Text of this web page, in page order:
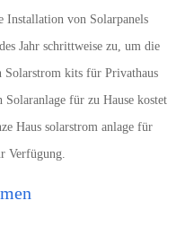
Installation von Solarpanels
Jahr schrittweise zu, um die
Solarstrom kits für Privathaus
für zu Hause kostet
Haus solarstrom anlage für
Verfügung.